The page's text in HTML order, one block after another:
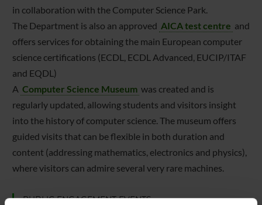
in collaboration with the Computer Science Park.
The Department is also an approved AICA test centre and
offers services for obtaining the main European computer
science certifications (ECDL, ECDL Advanced, EUCIP/ITAF
and EQDL)
A Computer Science Museum was created and is
regularly updated, allowing students and visitors insight
into the history of computer science. The museum offers
guided visits that can be flexible in both duration and
content (addressing mathematics, electronics and physics),
where visitors can admire several very rare machines.
PUBLIC ENGAGEMENT EVENTS